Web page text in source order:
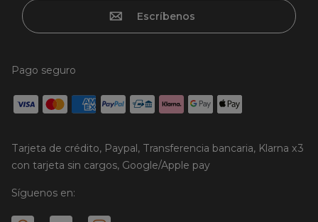
Escríbenos
Pago seguro
Tarjeta de crédito, Paypal, Transferencia bancaria, Klarna x3
con tarjeta sin cargos, Google/Apple pay
Síguenos en: